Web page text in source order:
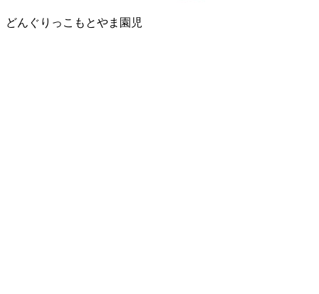
どんぐりっこもとやま園児